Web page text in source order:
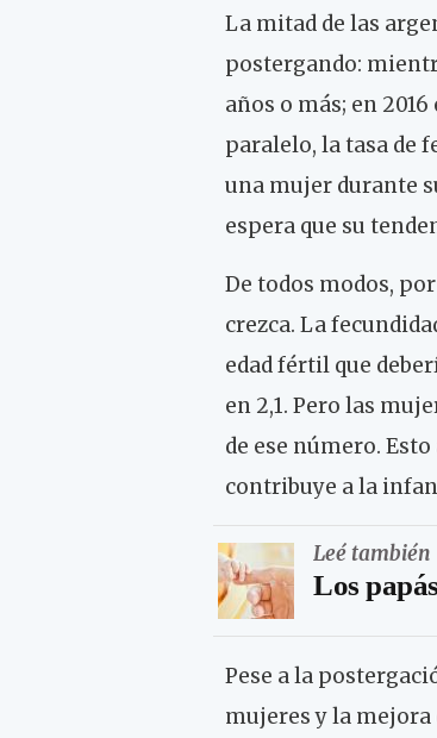
La mitad de las
postergando:
años o más; en
paralelo, la tasa de
una mujer durante
espera que su
De todos modos,
crezca. La
edad fértil que
en 2,1. Pero las
de ese número.
contribuye a la
Leé también
Los
Pese a la
mujeres y la